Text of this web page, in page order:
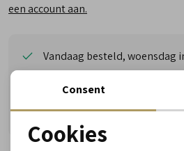
een account aan.
Vandaag besteld, woensdag
Vragen? Wij helpen u graag!
Gratis verzending vanaf
Reserveer- en passervice in
Noodzakelijke cookies
Consent
Cookies